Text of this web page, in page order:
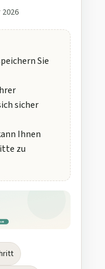
2026
Sie
sicher
Ihnen
zu